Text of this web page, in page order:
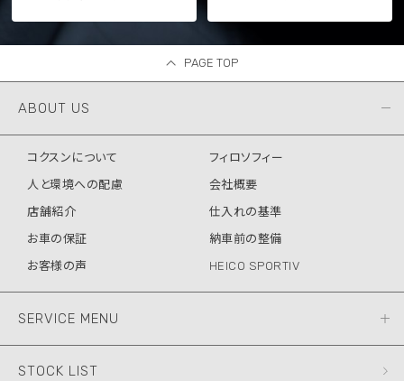
PAGE TOP
ABOUT US
コクスンについて
フィロソフィー
人と環境への配慮
会社概要
店舗紹介
仕入れの基準
お車の保証
納車前の整備
お客様の声
HEICO SPORTIV
SERVICE MENU
STOCK LIST